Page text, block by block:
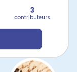
3
contributeurs